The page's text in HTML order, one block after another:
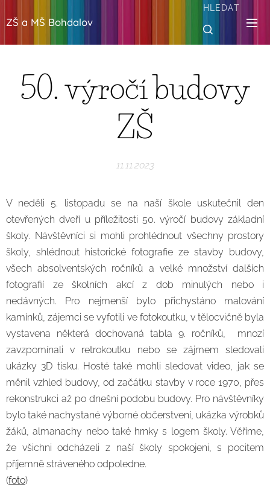
ZŠ a MŠ Bohdalov
HLEDAT
50. výročí budovy
ZŠ
11.11.2023
V neděli 5. listopadu se na naší škole uskutečnil den
otevřených dveří u příležitosti 50. výročí budovy základní
školy. Návštěvníci si mohli prohlédnout všechny prostory
školy, shlédnout historické fotografie ze stavby budovy,
všech absolventských ročníků a velké množství dalších
fotografií ze školních akcí z dob minulých nebo i
nedávných. Pro nejmenší bylo přichystáno malování
kamínků, zájemci se vyfotili ve fotokoutku, v tělocvičně byla
vystavena některá dochovaná tabla 9. ročníků, mnozí
zavzpomínali v retrokoutku nebo se zájmem sledovali
ukázky 3D tisku. Hosté také mohli sledovat video, jak se
měnil vzhled budovy, od začátku stavby v roce 1970, přes
rekonstrukci až po dnešní podobu budovy. Pro návštěvníky
bylo také nachystané výborné občerstvení, ukázka výrobků
žáků, almanachy nebo také hrnky s logem školy. Věříme,
že všichni odcházeli z naší školy spokojeni, s pocitem
příjemně stráveného odpoledne.
(foto)